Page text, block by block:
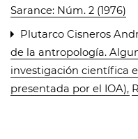
Sarance: Núm. 2 (1976)
Plutarco Cisneros
de la antropología.
investigación científica
presentada por el IOA),